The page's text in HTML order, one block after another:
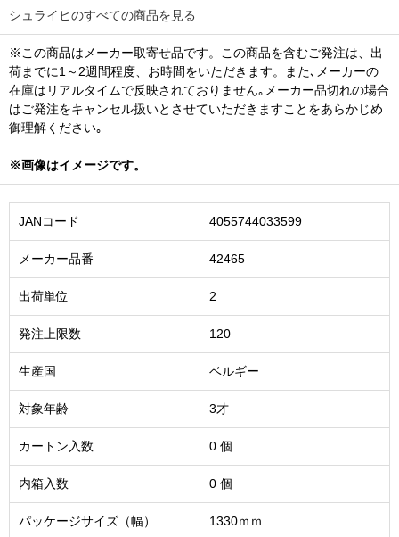
シュライヒのすべての商品を見る
※この商品はメーカー取寄せ品です。この商品を含むご発注は、出
荷までに1～2週間程度、お時間をいただきます。また､メーカーの
在庫はリアルタイムで反映されておりません｡メーカー品切れの場合
はご発注をキャンセル扱いとさせていただきますことをあらかじめ
御理解ください｡
※画像はイメージです。
JANコード 4055744033599
メーカー品番 42465
出荷単位 2
発注上限数 120
生産国 ベルギー
対象年齢 3才
カートン入数 0 個
内箱入数 0 個
パッケージサイズ（幅） 1330ｍｍ